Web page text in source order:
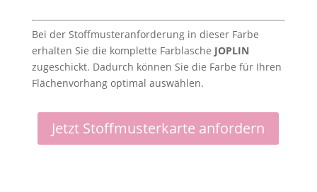
Bei der Stoffmusteranforderung in dieser Farbe
erhalten Sie die komplette Farblasche JOPLIN
zugeschickt. Dadurch können Sie die Farbe für Ihren
Flächenvorhang optimal auswählen.
Jetzt Stoffmusterkarte anfordern